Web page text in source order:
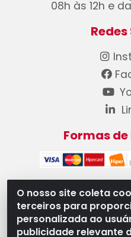
O nosso site coleta
terceiros para
personalizada ao
publicidade relevante
08h às 12h e
Formas
WB Componentes
08.528.393/0001-12 -
Oeste Industrial,